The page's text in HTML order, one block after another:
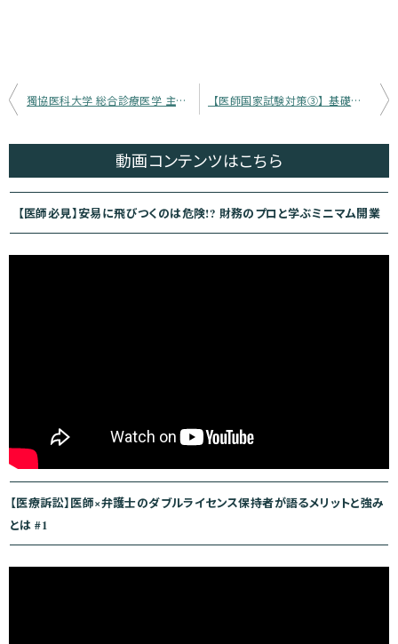
投
ビ
ゲ
ー
獨協医科大学 総合診療医学 主任教授／獨協医科大学病院 総合診療科 診療部長 医師 志水 太郎 氏 インタビュー【全編】医師のキャリアで大切なこと——『乗り越えなくてもいい』折れなかったという事実が、明日への自信になる。 【医師国家試験対策③】基礎知識はどう固める？医学生のための国試勉強法｜医学部6年生が解説
動画コンテンツはこちら
【医師必見】安易に飛びつくのは危険!? 財務のプロと学ぶミニマム開業
【医療訴訟】医師×弁護士のダブルライセンス保持者が語るメリットと強み
とは #1